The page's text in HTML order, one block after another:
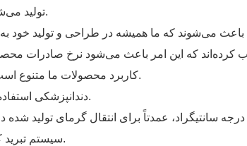
چیلر آبی صنعتی مدل CW-5000 توسط شرکت الکترومکانیکی گوانگژو Teyu تولید می‌شود.
کاربرد محصولات ما متنوع است و محموله‌های سیستم خنک‌کننده لیزر ما رتبه اول را در جهان کسب کرده است.
چیلر CW-5000 به طور گسترده برای خنک کردن دستگاه حکاکی CNC دندانپزشکی استفاده می‌شود.
سیستم تبرید کمپرسور و در نهایت انتقال آن به هوا استفاده می‌شود. دمای آب قابل تنظیم است.